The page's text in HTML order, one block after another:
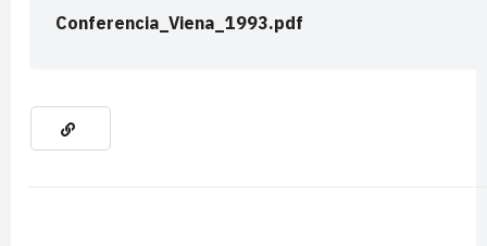
Conferencia_Viena_1993.pdf